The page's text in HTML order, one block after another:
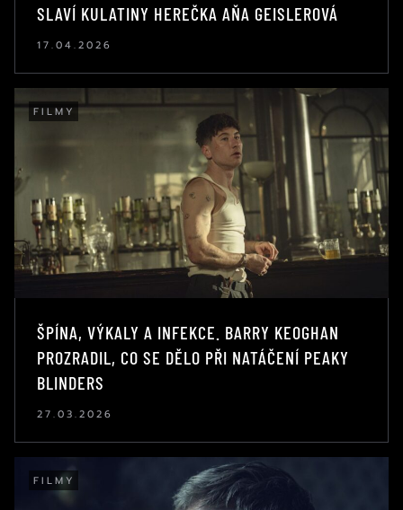
SLAVÍ KULATINY HEREČKA AŇA GEISLEROVÁ
17.04.2026
FILMY
ŠPÍNA, VÝKALY A INFEKCE. BARRY KEOGHAN
PROZRADIL, CO SE DĚLO PŘI NATÁČENÍ PEAKY
BLINDERS
27.03.2026
FILMY